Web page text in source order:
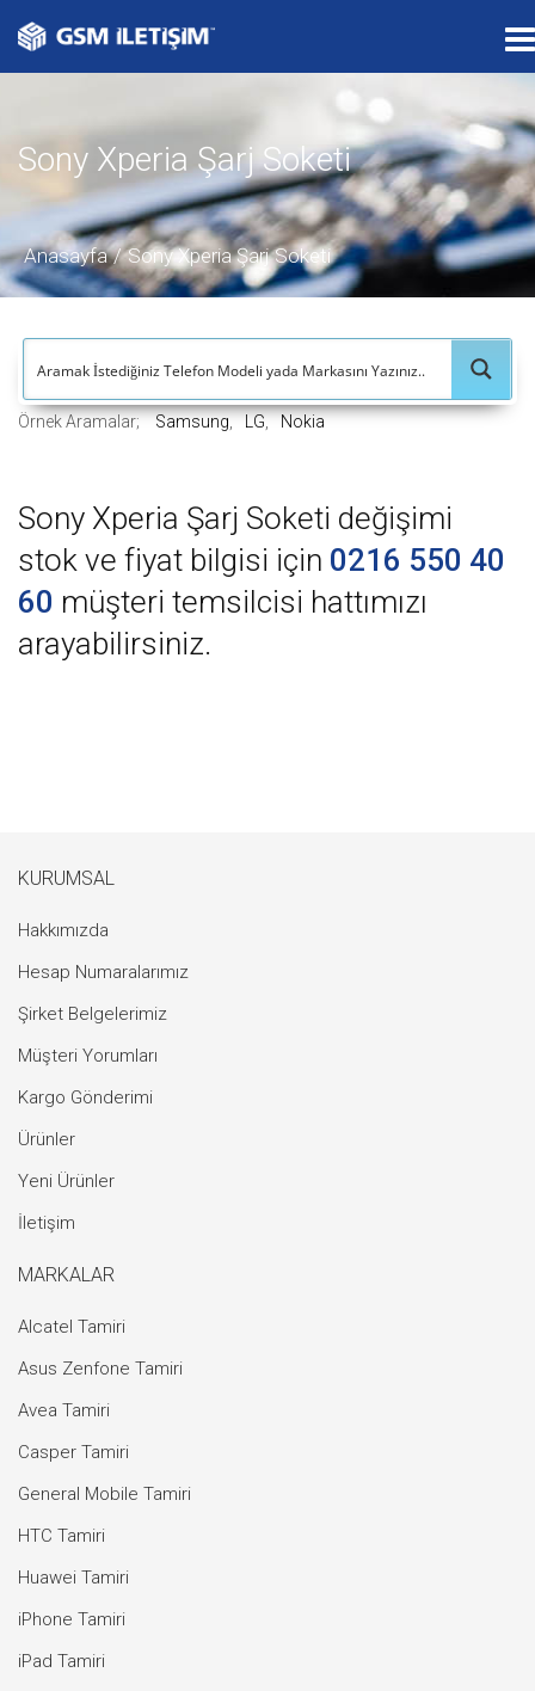
T
o
g
l
e
n
a
Sony Xperia Şarj Soketi
Anasayfa Sony Xperia Şarj Soketi
Örnek Aramalar; Samsung LG Nokia
Sony Xperia Şarj Soketi değişimi
stok ve fiyat bilgisi için 0216 550 40
60 müşteri temsilcisi hattımızı
arayabilirsiniz.
KURUMSAL
Hakkımızda
Hesap Numaralarımız
Şirket Belgelerimiz
Müşteri Yorumları
Kargo Gönderimi
Ürünler
Yeni Ürünler
İletişim
MARKALAR
Alcatel Tamiri
Asus Zenfone Tamiri
Avea Tamiri
Casper Tamiri
General Mobile Tamiri
HTC Tamiri
Huawei Tamiri
iPhone Tamiri
iPad Tamiri